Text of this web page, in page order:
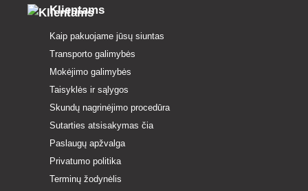
Klientams
Kaip pakuojame jūsų siuntas
Transporto galimybės
Mokėjimo galimybės
Taisyklės ir sąlygos
Skundų nagrinėjimo procedūra
Sutarties atsisakymas čia
Paslaugų apžvalga
Privatumo politika
Terminų žodynėlis